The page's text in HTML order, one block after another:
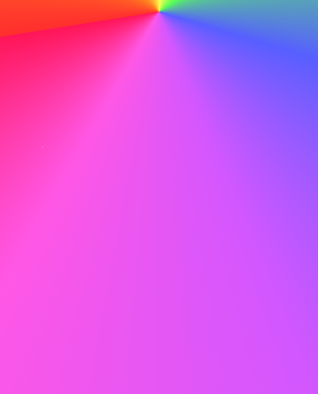
Hier is een voorbeeld sollicitatiebrief voor een
klantenservice medewerker om je inspiratie te geven: